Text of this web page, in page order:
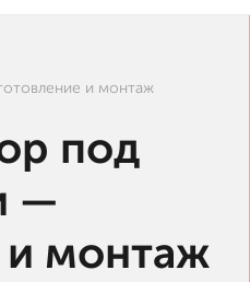
и монтаж
под
—
и монтаж